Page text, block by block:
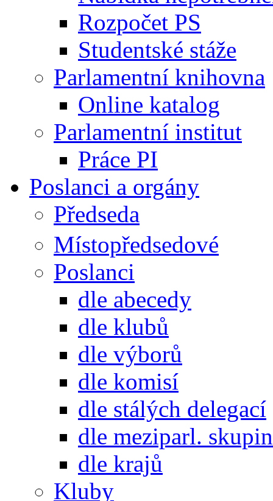
Rozpočet PS
Studentské stáže
Parlamentní knihovna
Online katalog
Parlamentní institut
Práce PI
Poslanci a orgány
Předseda
Místopředsedové
Poslanci
dle abecedy
dle klubů
dle výborů
dle komisí
dle stálých delegací
dle meziparl. skupin
dle krajů
Kluby